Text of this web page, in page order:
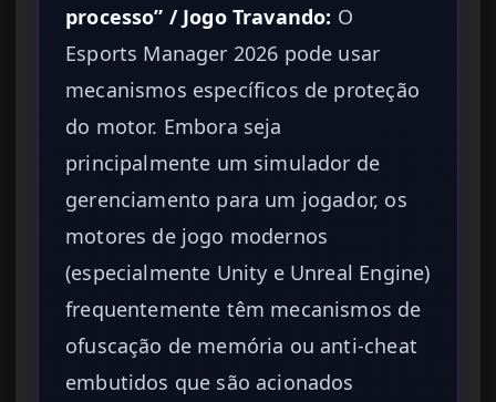
processo” / Jogo Travando: O
Esports Manager 2026 pode usar
mecanismos específicos de proteção
do motor. Embora seja
principalmente um simulador de
gerenciamento para um jogador, os
motores de jogo modernos
(especialmente Unity e Unreal Engine)
frequentemente têm mecanismos de
ofuscação de memória ou anti-cheat
embutidos que são acionados